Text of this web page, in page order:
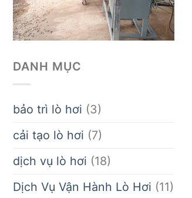
DANH MỤC
bảo trì lò hơi (3)
cải tạo lò hơi (7)
dịch vụ lò hơi (18)
Dịch Vụ Vận Hành Lò Hơi (11)